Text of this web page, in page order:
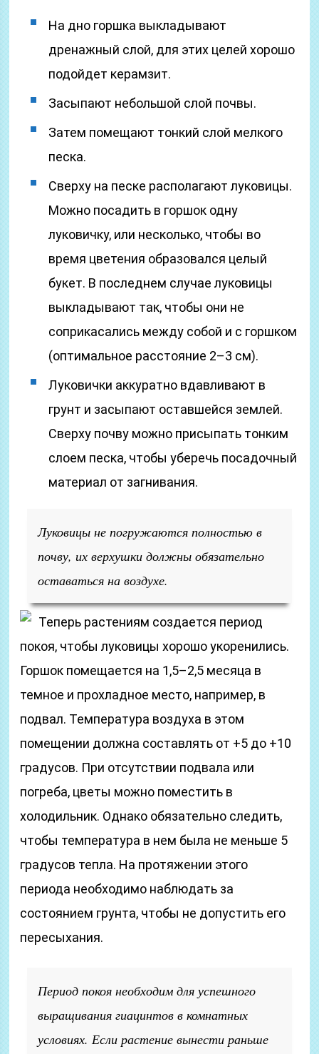
На дно горшка выкладывают
дренажный слой, для этих целей хорошо
подойдет керамзит.
Засыпают небольшой слой почвы.
Затем помещают тонкий слой мелкого
песка.
Сверху на песке располагают луковицы.
Можно посадить в горшок одну
луковичку, или несколько, чтобы во
время цветения образовался целый
букет. В последнем случае луковицы
выкладывают так, чтобы они не
соприкасались между собой и с горшком
(оптимальное расстояние 2–3 см).
Луковички аккуратно вдавливают в
грунт и засыпают оставшейся землей.
Сверху почву можно присыпать тонким
слоем песка, чтобы уберечь посадочный
материал от загнивания.
Луковицы не погружаются полностью в
почву, их верхушки должны обязательно
оставаться на воздухе.
Теперь растениям создается период
покоя, чтобы луковицы хорошо укоренились.
Горшок помещается на 1,5–2,5 месяца в
темное и прохладное место, например, в
подвал. Температура воздуха в этом
помещении должна составлять от +5 до +10
градусов. При отсутствии подвала или
погреба, цветы можно поместить в
холодильник. Однако обязательно следить,
чтобы температура в нем была не меньше 5
градусов тепла. На протяжении этого
периода необходимо наблюдать за
состоянием грунта, чтобы не допустить его
пересыхания.
Период покоя необходим для успешного
выращивания гиацинтов в комнатных
условиях. Если растение вынести раньше